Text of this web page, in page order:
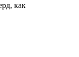
как